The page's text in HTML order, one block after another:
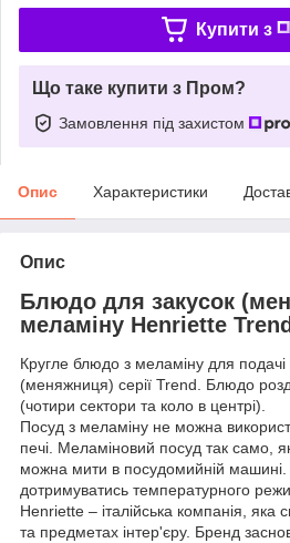
Купити з
Що таке купити з Пром?
Замовлення під захистом
Опис Характеристики
Опис
Блюдо для закусок
меламіну Henriette
Кругле блюдо з меламіну для подачі
(меняжниця) серії Trend. Блюдо
(чотири сектори та коло в центрі).
Посуд з меламіну не можна
печі. Меламіновий посуд так само,
можна мити в посудомийній
дотримуватись температурного
Henriette – італійська компанія, яка
та предметах інтер'єру. Бренд